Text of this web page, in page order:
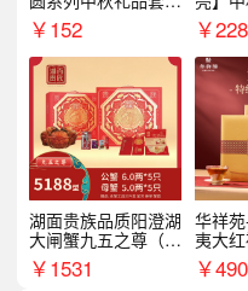
企业送客户商务伴手
礼
￥152 ￥228
湖面贵族品质阳澄湖
大闸蟹九五之尊（卡
券）5188型
￥1531
华祥
夷大
礼盒
00g
￥490